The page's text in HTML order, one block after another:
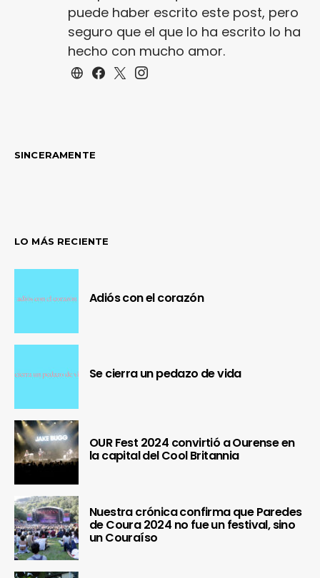
puede haber escrito este post, pero
seguro que el que lo ha escrito lo ha
hecho con mucho amor.
SINCERAMENTE
LO MÁS RECIENTE
Adiós con el corazón
Se cierra un pedazo de vida
OUR Fest 2024 convirtió a Ourense en
la capital del Cool Britannia
Nuestra crónica confirma que Paredes
de Coura 2024 no fue un festival, sino
un Couraíso